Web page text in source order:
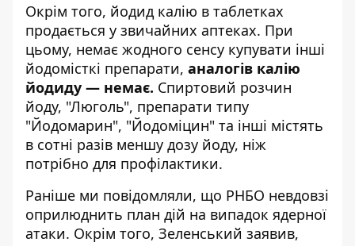
Окрім того, йодид калію в таблетках
продається у звичайних аптеках. При
цьому, немає жодного сенсу купувати інші
йодомісткі препарати, аналогів калію
йодиду — немає. Спиртовий розчин
йоду, "Люголь", препарати типу
"Йодомарин", "Йодоміцин" та інші містять
в сотні разів меншу дозу йоду, ніж
потрібно для профілактики.
Раніше ми повідомляли, що РНБО невдовзі
оприлюднить план дій на випадок ядерної
атаки. Окрім того, Зеленський заявив,